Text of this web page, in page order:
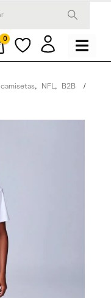
0
camisetas, NFL, B2B